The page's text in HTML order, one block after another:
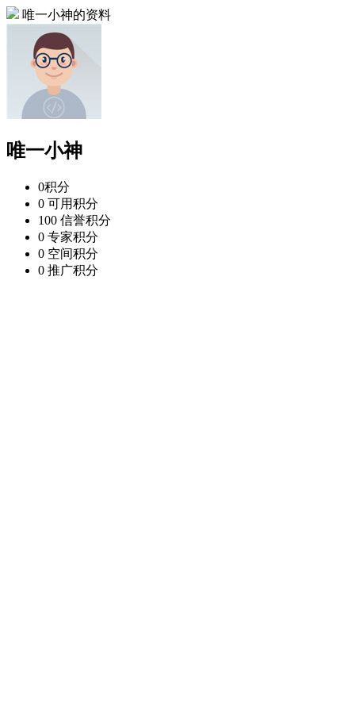
唯一小神的资料
唯一小神
0积分
0 可用积分
100 信誉积分
0 专家积分
0 空间积分
0 推广积分